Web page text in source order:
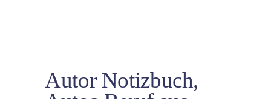
Autor Notizbuch,